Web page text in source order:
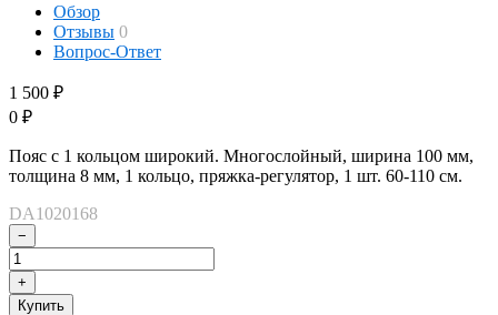
Обзор
Отзывы 0
Вопрос-Ответ
1 500 ₽
0 ₽
Пояс с 1 кольцом широкий. Многослойный, ширина 100 мм,
толщина 8 мм, 1 кольцо, пряжка-регулятор, 1 шт. 60-110 см.
DA1020168
−
+
Купить